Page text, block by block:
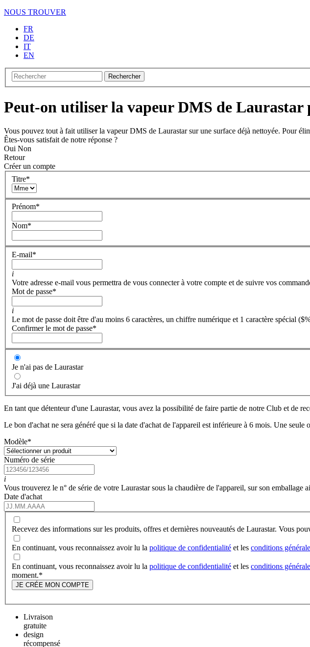
NOUS TROUVER
FR
DE
IT
EN
Rechercher
Peut-on utiliser la vapeur DMS de Laurastar
Vous pouvez tout à fait utiliser la vapeur DMS de Laurastar sur une surface déjà nettoyée. Pour
Êtes-vous satisfait de notre réponse ?
Oui Non
Retour
Créer un compte
Titre*
Prénom*
Nom*
E-mail*
i
Votre adresse e-mail vous permettra de vous connecter à votre compte et de suivre vos
Mot de passe*
i
Le mot de passe doit être d'au moins 6 caractères, un chiffre numérique et 1 caractère spécial
Confirmer le mot de passe*
Je n'ai pas de Laurastar
J'ai déjà une Laurastar
En tant que détenteur d'une Laurastar, vous avez la possibilité de faire partie de notre Club et de
Le bon d'achat ne sera généré que si la date d'achat de l'appareil est inférieure à 6 mois. Une seule
Modèle*
Numéro de série
i
Vous trouverez le n° de série de votre Laurastar sous la chaudière de l'appareil, sur son emballage
Date d'achat
Recevez des informations sur les produits, offres et dernières nouveautés de Laurastar. Vous
En continuant, vous reconnaissez avoir lu la politique de confidentialité et les conditions
En continuant, vous reconnaissez avoir lu la politique de confidentialité et les conditions
moment.*
JE CRÉE MON COMPTE
Livraison
gratuite
design
récompensé